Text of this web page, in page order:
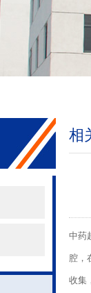
相
中药
腔，
收集